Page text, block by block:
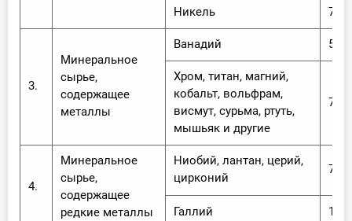
Никель 7,8
3.
Минеральное
сырье,
содержащее
металлы
Ванадий 5,2
Хром, титан, магний,
кобальт, вольфрам,
висмут, сурьма, ртуть,
мышьяк и другие
7,8
4.
Минеральное
сырье,
содержащее
редкие металлы
Ниобий, лантан, церий,
цирконий
7,7
Галлий 1,0